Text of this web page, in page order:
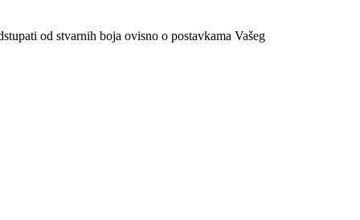
od stvarnih boja ovisno o postavkama Vašeg